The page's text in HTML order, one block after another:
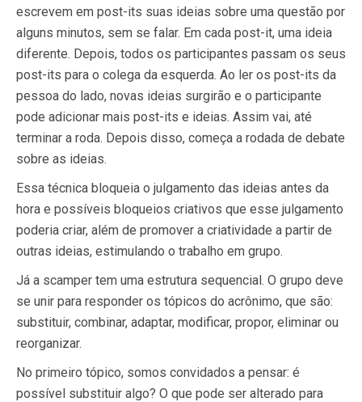
escrevem em post-its suas ideias sobre uma questão por
alguns minutos, sem se falar. Em cada post-it, uma ideia
diferente. Depois, todos os participantes passam os seus
post-its para o colega da esquerda. Ao ler os post-its da
pessoa do lado, novas ideias surgirão e o participante
pode adicionar mais post-its e ideias. Assim vai, até
terminar a roda. Depois disso, começa a rodada de debate
sobre as ideias.
Essa técnica bloqueia o julgamento das ideias antes da
hora e possíveis bloqueios criativos que esse julgamento
poderia criar, além de promover a criatividade a partir de
outras ideias, estimulando o trabalho em grupo.
Já a scamper tem uma estrutura sequencial. O grupo deve
se unir para responder os tópicos do acrônimo, que são:
substituir, combinar, adaptar, modificar, propor, eliminar ou
reorganizar.
No primeiro tópico, somos convidados a pensar: é
possível substituir algo? O que pode ser alterado para